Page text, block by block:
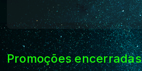
Promoções encerradas